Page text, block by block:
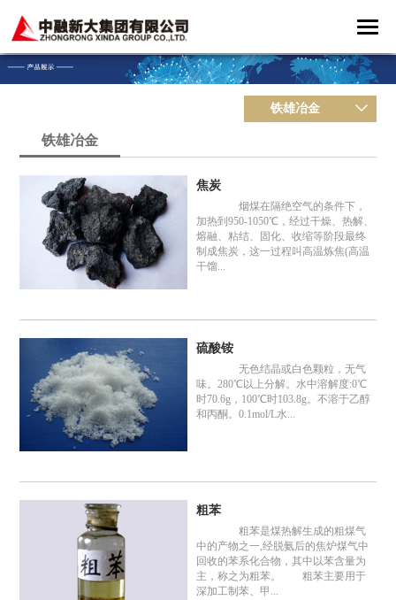
铁雄冶金
铁雄冶金
焦炭
烟煤在隔绝空气的条件下，
加热到950-1050℃，经过干燥、热解、
熔融、粘结、固化、收缩等阶段最终
制成焦炭，这一过程叫高温炼焦(高温
干馏...
硫酸铵
无色结晶或白色颗粒，无气
味。280℃以上分解。水中溶解度:0℃
时70.6g，100℃时103.8g。不溶于乙醇
和丙酮。0.1mol/L水...
粗苯
粗苯是煤热解生成的粗煤气
中的产物之一,经脱氨后的焦炉煤气中
回收的苯系化合物，其中以苯含量为
主，称之为粗苯。 粗苯主要用于
深加工制苯、甲...